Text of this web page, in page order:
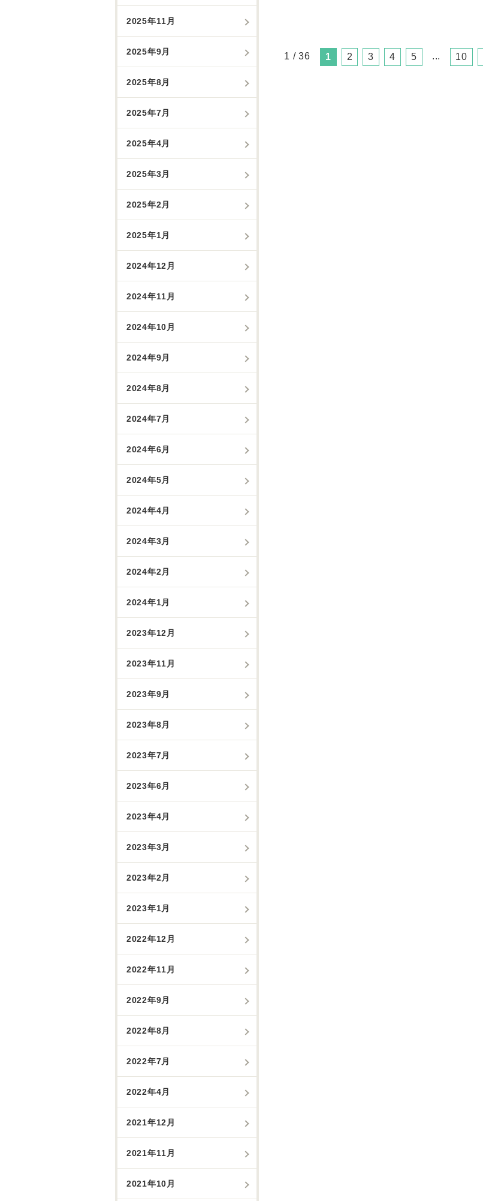
1 / 36 1 2 3 4 5 ... 10
2025年11月
2025年9月
2025年8月
2025年7月
2025年4月
2025年3月
2025年2月
2025年1月
2024年12月
2024年11月
2024年10月
2024年9月
2024年8月
2024年7月
2024年6月
2024年5月
2024年4月
2024年3月
2024年2月
2024年1月
2023年12月
2023年11月
2023年9月
2023年8月
2023年7月
2023年6月
2023年4月
2023年3月
2023年2月
2023年1月
2022年12月
2022年11月
2022年9月
2022年8月
2022年7月
2022年4月
2021年12月
2021年11月
2021年10月